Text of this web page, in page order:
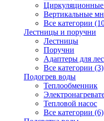
Вертикальные
Все категории
Лестницы и поручни
Лестницы
Поручни
Адаптеры для
Все категории (3)
Подогрев воды
Теплообменник
Тепловой насос
Все категории (6)